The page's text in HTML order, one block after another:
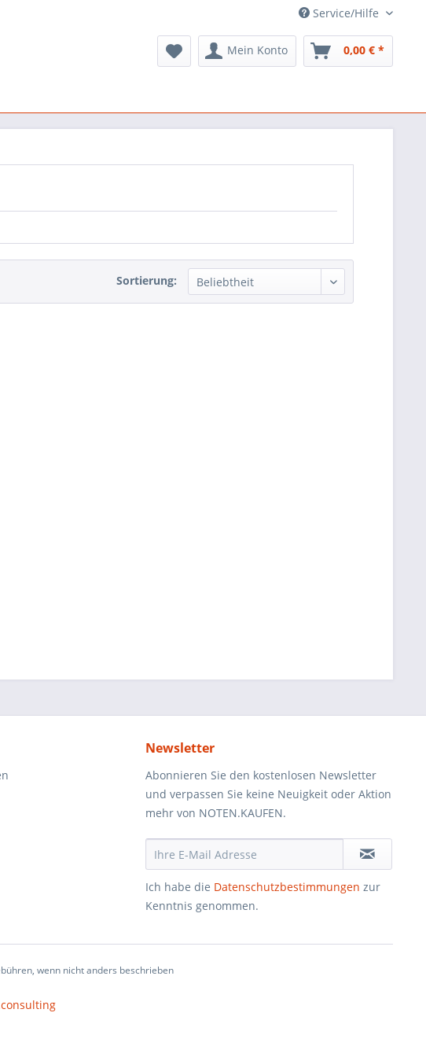
Service/Hilfe
Mein Konto 0,00 € *
Sortierung:
Newsletter
Abonnieren Sie den kostenlosen Newsletter
und verpassen Sie keine Neuigkeit oder Aktion
mehr von NOTEN.KAUFEN.
Ich habe die Datenschutzbestimmungen zur
Kenntnis genommen.
wenn nicht anders beschrieben